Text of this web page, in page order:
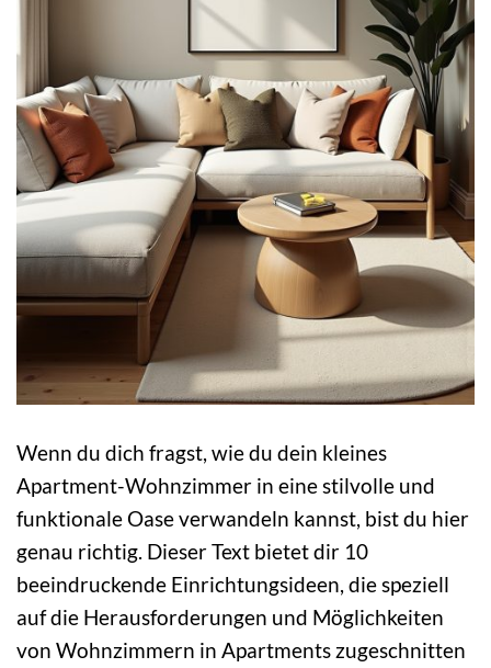
Wenn du dich fragst, wie du dein kleines
Apartment-Wohnzimmer in eine stilvolle und
funktionale Oase verwandeln kannst, bist du hier
genau richtig. Dieser Text bietet dir 10
beeindruckende Einrichtungsideen, die speziell
auf die Herausforderungen und Möglichkeiten
von Wohnzimmern in Apartments zugeschnitten